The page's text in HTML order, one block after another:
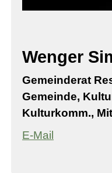
Wenger
Gemeinderat
Gemeinde,
Kulturkomm.,
E-Mail